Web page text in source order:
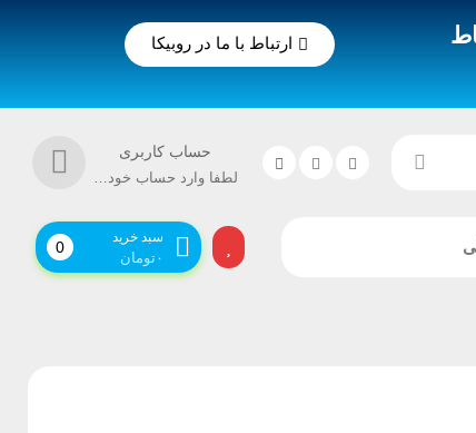
ارتباط با ما در روبیکا
حساب کاربری
لطفا وارد حساب خود شوید!
سبد خرید
تومان۰
0